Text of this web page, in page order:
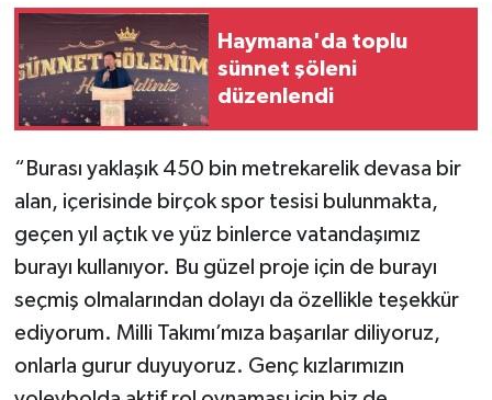
Haymana'da toplu
sünnet şöleni
düzenlendi
“Burası yaklaşık 450 bin metrekarelik devasa bir
alan, içerisinde birçok spor tesisi bulunmakta,
geçen yıl açtık ve yüz binlerce vatandaşımız
burayı kullanıyor. Bu güzel proje için de burayı
seçmiş olmalarından dolayı da özellikle teşekkür
ediyorum. Milli Takımı’mıza başarılar diliyoruz,
onlarla gurur duyuyoruz. Genç kızlarımızın